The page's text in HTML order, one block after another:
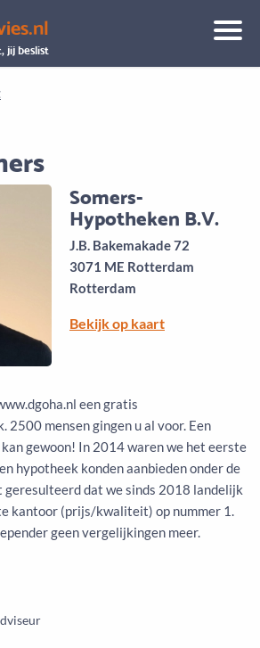
jij beslist
Keuze uit vele onafhankelijke adviseurs
Somers-
Hypotheken B.V.
J.B. Bakemakade 72
3071 ME Rotterdam
Rotterdam
Bekijk op kaart
een gratis
2500 mensen gingen u al voor. Een
gewoon! In 2014 waren we het eerste
hypotheek konden aanbieden onder de
geresulteerd dat we sinds 2018 landelijk
kantoor (prijs/kwaliteit) op nummer 1.
geen vergelijkingen meer.